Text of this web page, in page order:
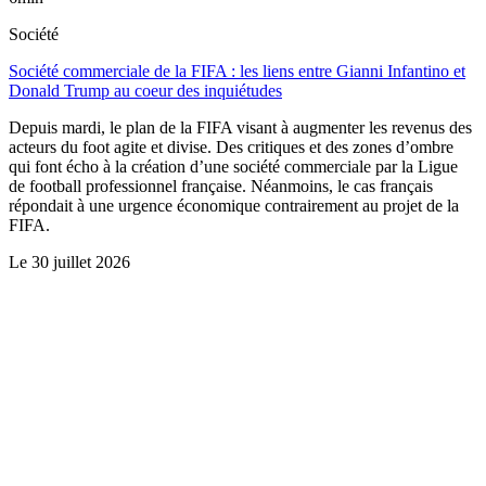
Société
Société commerciale de la FIFA : les liens entre Gianni Infantino et
Donald Trump au coeur des inquiétudes
Depuis mardi, le plan de la FIFA visant à augmenter les revenus des
acteurs du foot agite et divise. Des critiques et des zones d’ombre
qui font écho à la création d’une société commerciale par la Ligue
de football professionnel française. Néanmoins, le cas français
répondait à une urgence économique contrairement au projet de la
FIFA.
Le 30 juillet 2026